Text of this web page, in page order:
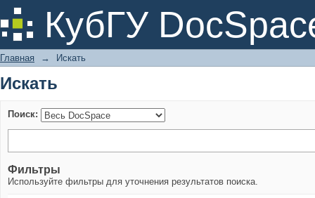
КубГУ
Искать
Главная → Искать
Искать
Поиск:
Фильтры
Используйте фильтры для уточнения результатов поиска.